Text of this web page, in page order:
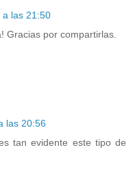
las 21:50
Gracias por compartirlas.
las 20:56
tan evidente este tipo de